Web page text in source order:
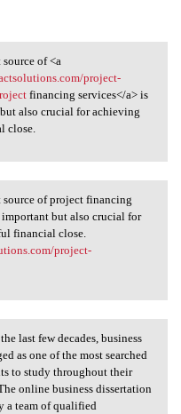
source of
of <a
project-
financing services</a> is
also crucial for achieving
close.
source of
of project financing
but also crucial for
financial close.
project-
of the last
last few decades, business
as one of the most searched
to study throughout their
online business dissertation
a team of qualified